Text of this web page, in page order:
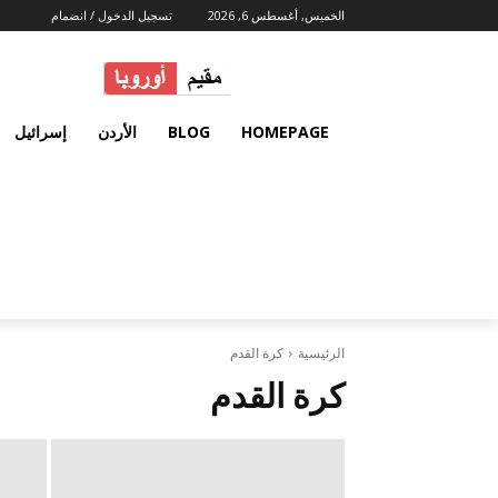
الخميس, أغسطس 6, 2026 تسجيل الدخول / انضمام
HOMEPAGE
BLOG الأردن إسرائيل
الرئيسية كرة القدم
كرة القدم